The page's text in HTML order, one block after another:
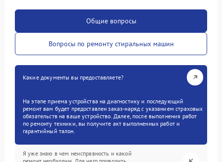
Общие вопросы
Вопросы по ремонту стиральных машин
Какие документы вы предоставляете?
На этапе приема устройства на диагностику и последующий
ремонт вам будет предоставлен заказ-наряд с указанием страховых
обязательств на ваше устройство. Далее, после выполнения работ
по ремонту техники, вы получите акт выполненных работ и
гарантийный талон.
Я уже знаю в чем неисправность и какой